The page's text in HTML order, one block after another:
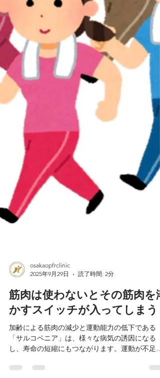
与していると言われてい
osakaopfrclinic
2025年9月29日
読了時間: 2分
筋肉は使わないとその筋肉を溶
かすスイッチが入ってしまう